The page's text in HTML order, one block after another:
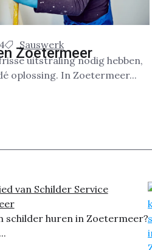
Sauswerk
Zoetermeer
uitstraling nodig hebben,
oplossing. In Zoetermeer...
van Schilder Service
schilder huren in Zoetermeer?